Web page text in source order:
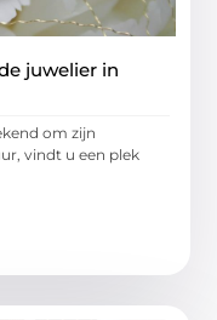
juwelier in
om zijn
vindt u een plek